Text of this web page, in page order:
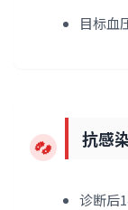
目标血
抗感
诊断后